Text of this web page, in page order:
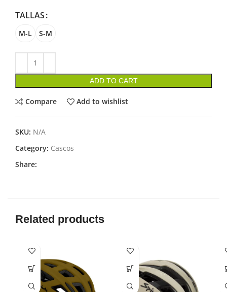
TALLAS
M-L S-M
ADD TO CART
Compare Add to wishlist
SKU: N/A
Category: Cascos
Share:
Related products